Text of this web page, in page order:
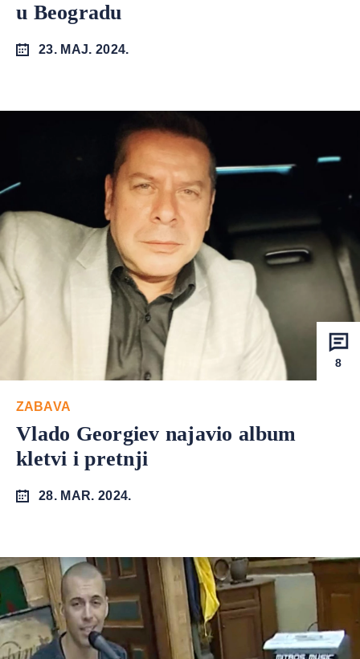
u Beogradu
23. MAJ. 2024.
8
ZABAVA
Vlado Georgiev najavio album
kletvi i pretnji
28. MAR. 2024.